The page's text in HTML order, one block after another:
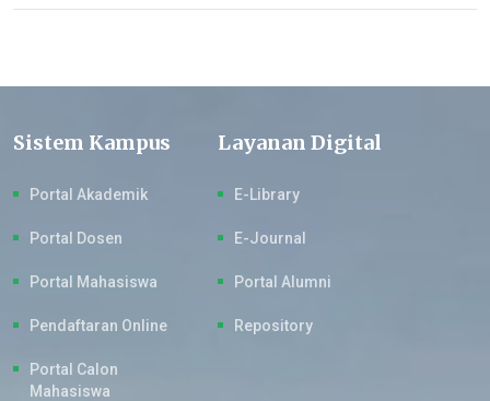
Sistem Kampus
Portal Akademik
Portal Dosen
Portal Mahasiswa
Pendaftaran Online
Portal Calon
Mahasiswa
Layanan Digital
E-Library
E-Journal
Portal Alumni
Repository